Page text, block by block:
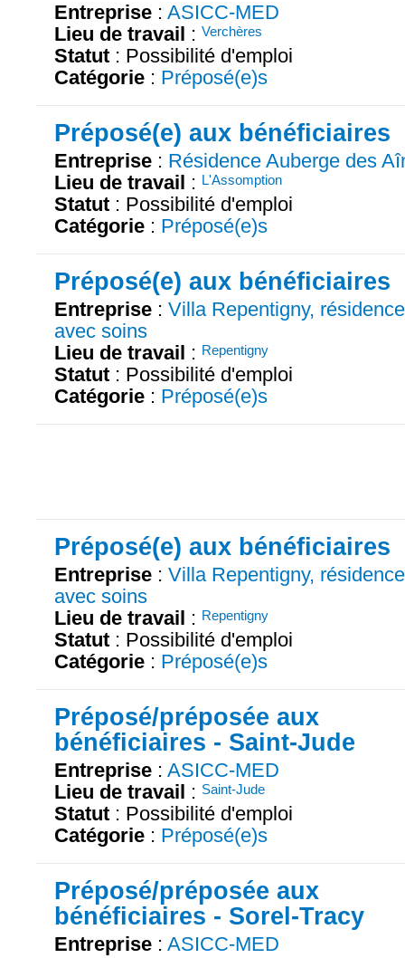
Entreprise : ASICC-MED
Lieu de travail : Verchères
Statut : Possibilité d'emploi
Catégorie : Préposé(e)s
Préposé(e) aux bénéficiaires
Entreprise : Résidence Auberge des
Lieu de travail : L'Assomption
Statut : Possibilité d'emploi
Catégorie : Préposé(e)s
Préposé(e) aux bénéficiaires
Entreprise : Villa Repentigny,
avec soins
Lieu de travail : Repentigny
Statut : Possibilité d'emploi
Catégorie : Préposé(e)s
Préposé(e) aux bénéficiaires
Entreprise : Villa Repentigny,
avec soins
Lieu de travail : Repentigny
Statut : Possibilité d'emploi
Catégorie : Préposé(e)s
Préposé/préposée aux
bénéficiaires - Saint-Jude
Entreprise : ASICC-MED
Lieu de travail : Saint-Jude
Statut : Possibilité d'emploi
Catégorie : Préposé(e)s
Préposé/préposée aux
bénéficiaires - Sorel-Tracy
Entreprise : ASICC-MED